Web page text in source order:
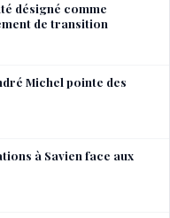
désigné comme
de transition
Michel pointe des
à Savien face aux